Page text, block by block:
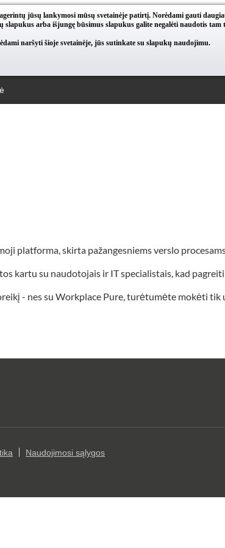
jūsų lankymosi mūsų svetainėje patirtį. Norėdami gauti
slapukus arba išjungę būsimus slapukus galite negalėti naudotis
naršyti šioje svetainėje, jūs sutinkate su slapukų naudojimu.
platforma, skirta pažangesniems verslo
kartu su naudotojais ir IT specialistais, kad
- nes su Workplace Pure, turėtumėte mokėti
Naudojimosi sąlygos